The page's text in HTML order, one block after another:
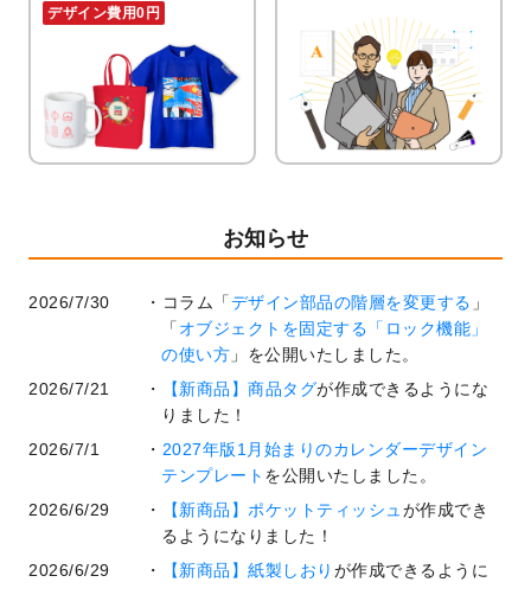
デザイン費用0円
お知らせ
2026/7/30 コラム「デザイン部品の階層を変更する 」
「 オブジェクトを固定する「ロック機能」
の使い方 」を公開いたしました。
2026/7/21
【新商品】商品タグが作成できるようにな
りました！
2026/7/1
2027年版1月始まりのカレンダーデザイン
テンプレート を公開いたしました。
2026/6/29
【新商品】ポケットティッシュが作成でき
るようになりました！
2026/6/29
【新商品】紙製しおり が作成できるように